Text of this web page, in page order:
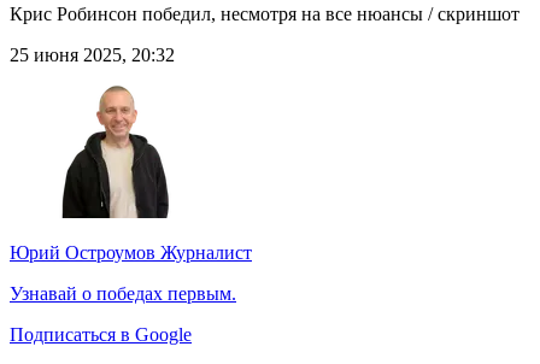
Крис Робинсон победил, несмотря на все нюансы / скриншот
25 июня 2025, 20:32
Юрий Остроумов Журналист
Узнавай о победах первым.
Подписаться в Google